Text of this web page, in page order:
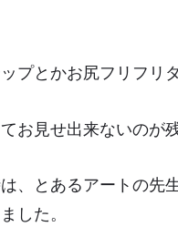
プとかお尻フリフリ
お見せ出来ないのが
、とあるアートの先
した。